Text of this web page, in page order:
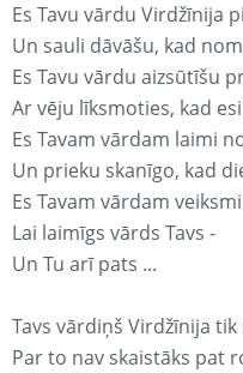
Es Tavu vārdu Virdžīnija
Un sauli dāvāšu, kad
Es Tavu vārdu aizsūtīšu
Ar vēju līksmoties, kad
Es Tavam vārdam laimi
Un prieku skanīgo, kad
Es Tavam vārdam
Lai laimīgs vārds Tavs -
Un Tu arī pats ...
Tavs vārdiņš Virdžīnija
Par to nav skaistāks pat